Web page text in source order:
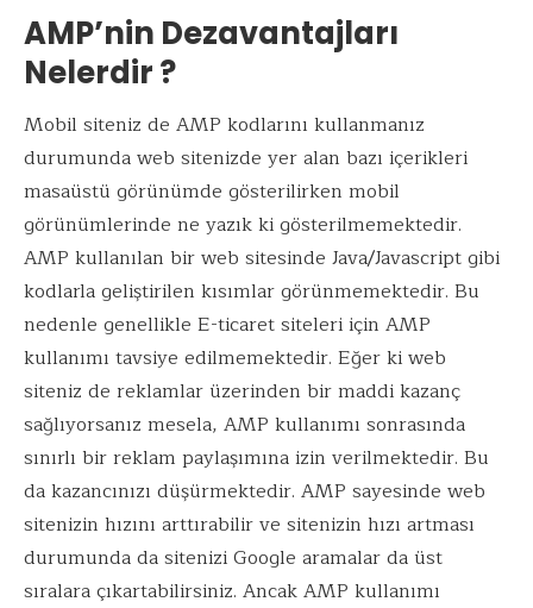
AMP’nin Dezavantajları
Nelerdir ?
Mobil siteniz de AMP kodlarını kullanmanız
durumunda web sitenizde yer alan bazı içerikleri
masaüstü görünümde gösterilirken mobil
görünümlerinde ne yazık ki gösterilmemektedir.
AMP kullanılan bir web sitesinde Java/Javascript gibi
kodlarla geliştirilen kısımlar görünmemektedir. Bu
nedenle genellikle E-ticaret siteleri için AMP
kullanımı tavsiye edilmemektedir. Eğer ki web
siteniz de reklamlar üzerinden bir maddi kazanç
sağlıyorsanız mesela, AMP kullanımı sonrasında
sınırlı bir reklam paylaşımına izin verilmektedir. Bu
da kazancınızı düşürmektedir. AMP sayesinde web
sitenizin hızını arttırabilir ve sitenizin hızı artması
durumunda da sitenizi Google aramalar da üst
sıralara çıkartabilirsiniz. Ancak AMP kullanımı